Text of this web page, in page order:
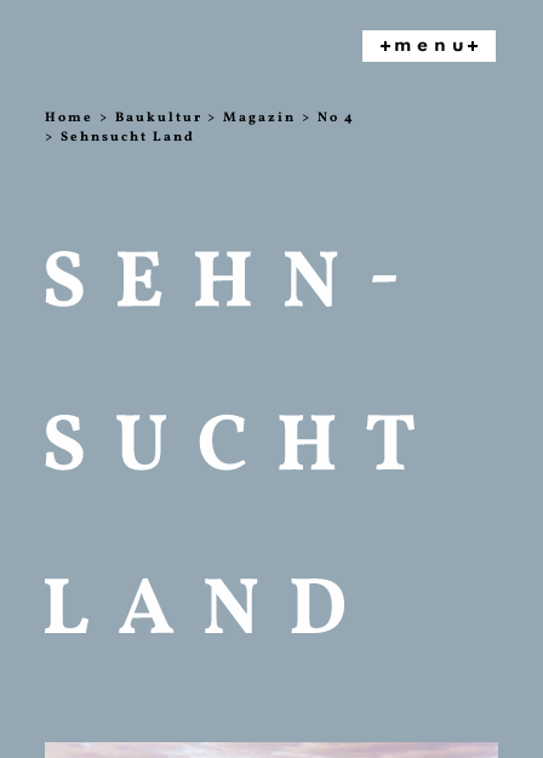
menu
PRESSE
Home Baukultur Magazin
No 4
Sehnsucht Land